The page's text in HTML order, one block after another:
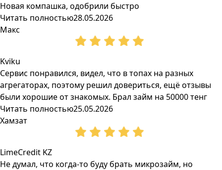
Новая компашка, одобрили быстро
Читать полностью28.05.2026
Макс
Kviku
Сервис понравился, видел, что в топах на разных
агрегаторах, поэтому решил довериться, ещё отзывы
были хорошие от знакомых. Брал займ на 50000 тенг
Читать полностью25.05.2026
Хамзат
LimeCredit KZ
Не думал, что когда-то буду брать микрозайм, но